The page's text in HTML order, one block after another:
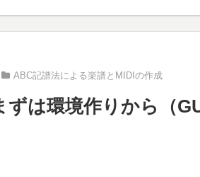
ABC記譜法による楽譜とMIDIの作成
ずは環境作りから（